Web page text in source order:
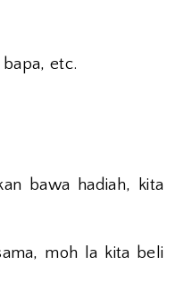
etc.
bawa hadiah, kita
moh la kita beli